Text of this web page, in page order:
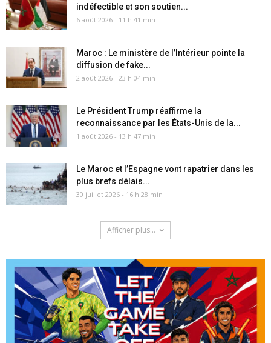
indéfectible et son soutien...
6 août 2026 - 11 h 41 min
Maroc : Le ministère de l’Intérieur pointe la
diffusion de fake...
2 août 2026 - 23 h 04 min
Le Président Trump réaffirme la
reconnaissance par les États-Unis de la...
1 août 2026 - 13 h 47 min
Le Maroc et l’Espagne vont rapatrier dans les
plus brefs délais...
30 juillet 2026 - 16 h 28 min
Afficher plus...